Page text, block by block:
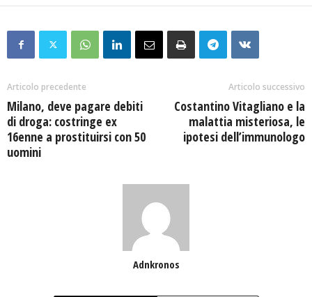
Articolo precedente
Milano, deve pagare debiti
di droga: costringe ex
16enne a prostituirsi con 50
uomini
Articolo successivo
Costantino Vitagliano e la
malattia misteriosa, le
ipotesi dell’immunologo
Adnkronos